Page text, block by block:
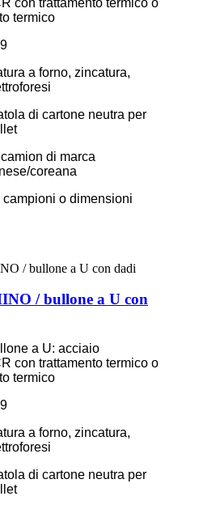
termico
a forno, zincatura,
di cartone neutra per
di marca
coreana
o dimensioni
/ bullone a U con
a U: acciaio
con trattamento termico o
termico
a forno, zincatura,
di cartone neutra per